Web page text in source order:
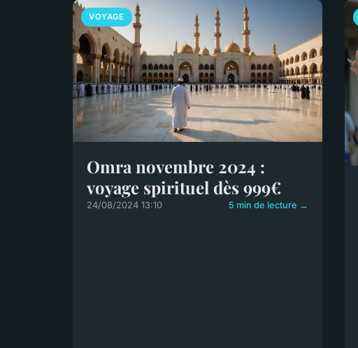
VOYAGE
Omra novembre 2024 :
voyage spirituel dès 999€
24/08/2024 13:10 5 min de lecture →